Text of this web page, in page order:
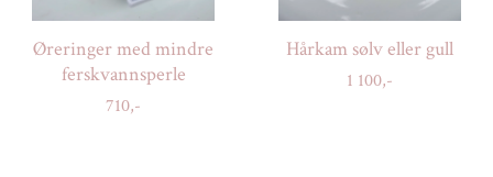
Øreringer med mindre
ferskvannsperle
710,-
Hårkam sølv eller gull
1 100,-